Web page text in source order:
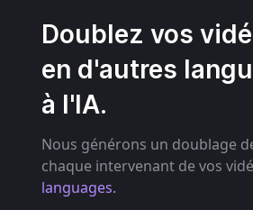
Doublez vos
en d'autres
à l'IA.
Nous générons un doublage
chaque intervenant de vos
languages.